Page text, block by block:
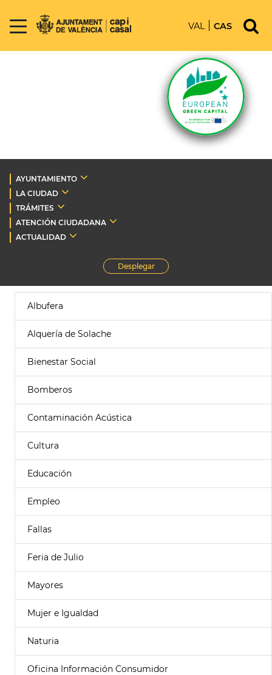
VAL CAS
AYUNTAMIENTO
LA CIUDAD
TRÁMITES
ATENCIÓN CIUDADANA
ACTUALIDAD
Desplegar
Albufera
Alquería de Solache
Bienestar Social
Bomberos
Contaminación Acústica
Cultura
Educación
Empleo
Fallas
Feria de Julio
Mayores
Mujer e Igualdad
Naturia
Oficina Información Consumidor